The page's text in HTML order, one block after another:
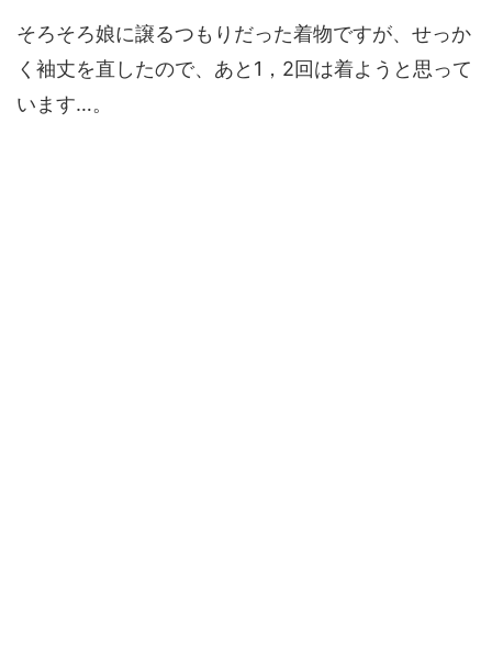
そろそろ娘に譲るつもりだった着物ですが、せっか
く袖丈を直したので、あと1，2回は着ようと思って
います…。